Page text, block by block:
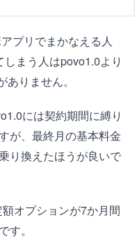
プリでまかなえる人
まう人はpovo1.0より
りません。
には契約期間に縛り
が、最終月の基本料金
り換えたほうが良いで
オプションが7か月間
。